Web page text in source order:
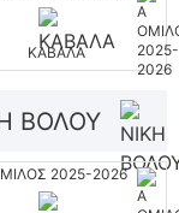
ΚΑΒΑΛΑ
ΒΟΛΟΥ
2025-2026